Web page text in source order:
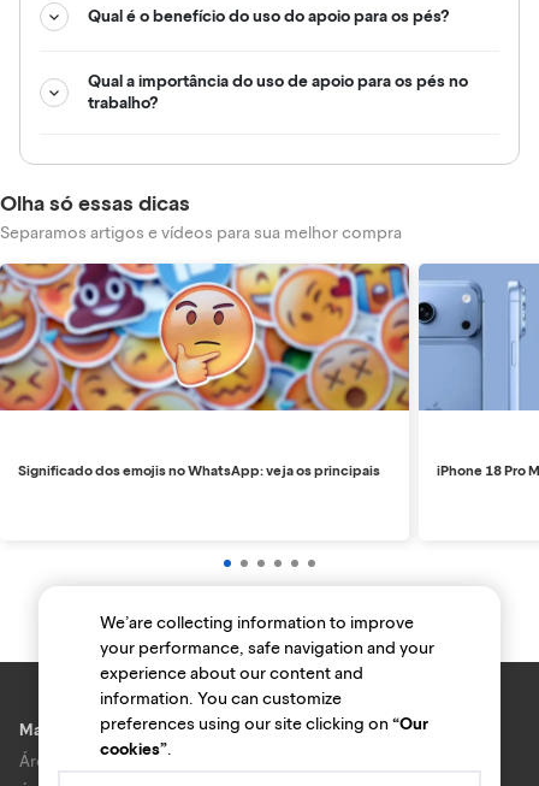
Qual é o benefício do uso do apoio para os pés?
Qual a importância do uso de apoio para os pés no
trabalho?
Olha só essas dicas
Separamos artigos e vídeos para sua melhor compra
Significado dos emojis no WhatsApp: veja os principais iPhone 18 Pro
Marcas e lojas
Área do anunciante
We’are collecting information to improve
your performance, safe navigation and your
experience about our content and
information. You can customize
preferences using our site clicking on“Our
cookies”.